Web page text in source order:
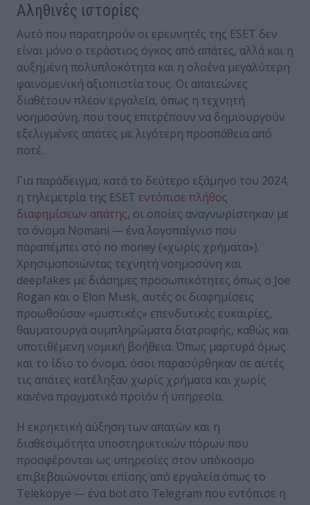
Αληθινές ιστορίες
Αυτό που παρατηρούν οι ερευνητές της ESET δεν
είναι μόνο ο τεράστιος όγκος από απάτες, αλλά και η
αυξημένη πολυπλοκότητα και η ολοένα μεγαλύτερη
φαινομενική αξιοπιστία τους. Οι απατεώνες
διαθέτουν πλέον εργαλεία, όπως η τεχνητή
νοημοσύνη, που τους επιτρέπουν να δημιουργούν
εξελιγμένες απάτες με λιγότερη προσπάθεια από
ποτέ.
Για παράδειγμα, κατά το δεύτερο εξάμηνο του 2024,
η τηλεμετρία της ESET εντόπισε πλήθος
διαφημίσεων απάτης, οι οποίες αναγνωρίστηκαν με
το όνομα Nomani — ένα λογοπαίγνιο που
παραπέμπει στο no money («χωρίς χρήματα»).
Χρησιμοποιώντας τεχνητή νοημοσύνη και
deepfakes με διάσημες προσωπικότητες όπως ο Joe
Rogan και ο Elon Musk, αυτές οι διαφημίσεις
προωθούσαν «μυστικές» επενδυτικές ευκαιρίες,
θαυματουργά συμπληρώματα διατροφής, καθώς και
υποτιθέμενη νομική βοήθεια. Όπως μαρτυρά όμως
και το ίδιο το όνομα, όσοι παρασύρθηκαν σε αυτές
τις απάτες κατέληξαν χωρίς χρήματα και χωρίς
κανένα πραγματικό προϊόν ή υπηρεσία.
Η εκρηκτική αύξηση των απατών και η
διαθεσιμότητα υποστηρικτικών πόρων που
προσφέρονται ως υπηρεσίες στον υπόκοσμο
επιβεβαιώνονται επίσης από εργαλεία όπως το
Telekopye — ένα bot στο Telegram που εντόπισε η